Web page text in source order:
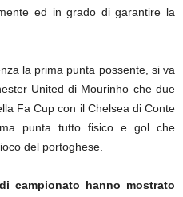
ed in grado di garantire la
la prima punta possente, si va
United di Mourinho che due
Fa Cup con il Chelsea di Conte
punta tutto fisico e gol che
del portoghese.
campionato hanno mostrato